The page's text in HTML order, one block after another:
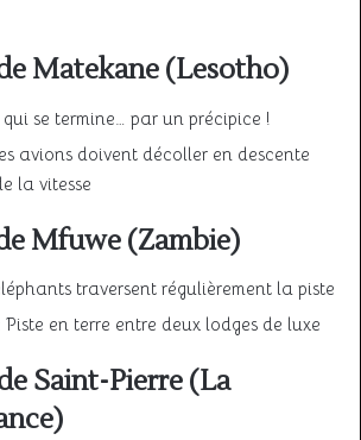
Matekane (Lesotho)
qui se termine… par un précipice !
avions doivent décoller en descente
la vitesse
Mfuwe (Zambie)
traversent régulièrement la piste
Piste en terre entre deux lodges de luxe
Saint-Pierre (La